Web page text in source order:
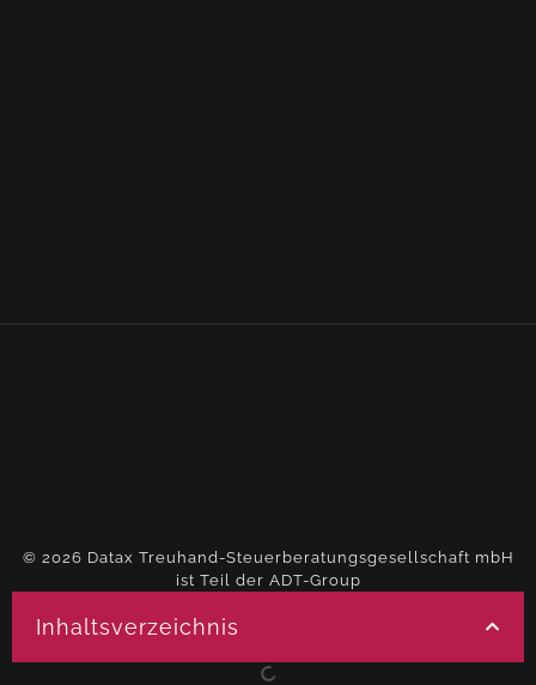
Inhaltsverzeichnis
© 2026 Datax Treuhand-Steuerberatungsgesellschaft mbH
ist Teil der ADT-Group
Datenschutzerklärung
Schild Roth SEO Agentur